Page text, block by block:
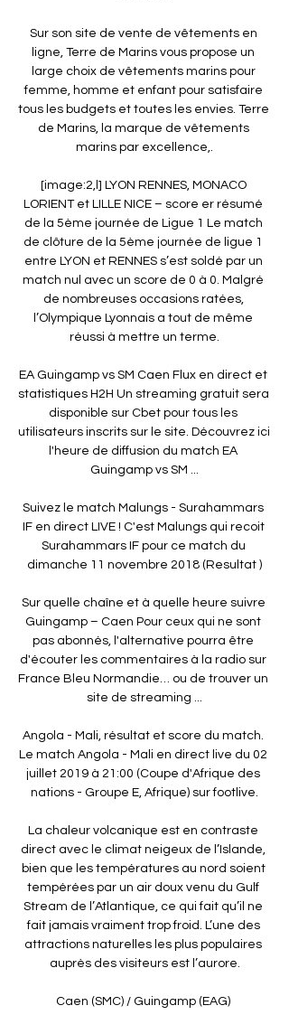
Sur son site de vente de vêtements en
ligne, Terre de Marins vous propose un
large choix de vêtements marins pour
femme, homme et enfant pour satisfaire
tous les budgets et toutes les envies. Terre
de Marins, la marque de vêtements
marins par excellence,.
[image:2,l] LYON RENNES, MONACO
LORIENT et LILLE NICE – score er résumé
de la 5ème journée de Ligue 1 Le match
de clôture de la 5ème journée de ligue 1
entre LYON et RENNES s’est soldé par un
match nul avec un score de 0 à 0. Malgré
de nombreuses occasions ratées,
l’Olympique Lyonnais a tout de même
réussi à mettre un terme.
EA Guingamp vs SM Caen Flux en direct et
statistiques H2H Un streaming gratuit sera
disponible sur Cbet pour tous les
utilisateurs inscrits sur le site. Découvrez ici
l'heure de diffusion du match EA
Guingamp vs SM ...
Suivez le match Malungs - Surahammars
IF en direct LIVE ! C'est Malungs qui recoit
Surahammars IF pour ce match du
dimanche 11 novembre 2018 (Resultat )
Sur quelle chaîne et à quelle heure suivre
Guingamp – Caen Pour ceux qui ne sont
pas abonnés, l'alternative pourra être
d'écouter les commentaires à la radio sur
France Bleu Normandie… ou de trouver un
site de streaming ...
Angola - Mali, résultat et score du match.
Le match Angola - Mali en direct live du 02
juillet 2019 à 21:00 (Coupe d'Afrique des
nations - Groupe E, Afrique) sur footlive.
La chaleur volcanique est en contraste
direct avec le climat neigeux de l’Islande,
bien que les températures au nord soient
tempérées par un air doux venu du Gulf
Stream de l’Atlantique, ce qui fait qu’il ne
fait jamais vraiment trop froid. L’une des
attractions naturelles les plus populaires
auprès des visiteurs est l’aurore.
Caen (SMC) / Guingamp (EAG)